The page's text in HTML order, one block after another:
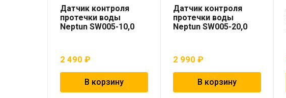
Датчик контроля
протечки воды
Neptun SW005-10,0
2 490 ₽
В корзину
Датчик контроля
протечки воды
Neptun SW005-20,0
2 990 ₽
В корзину